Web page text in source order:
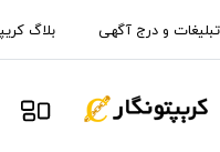
تبلیغات و درج آگهی بلاگ